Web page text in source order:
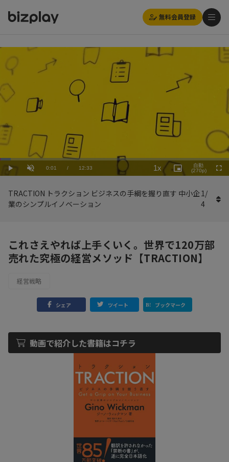
無料会員登録
Play UnmuteCurrent
0:01 / Duration
12:33
Loaded:
4.79%
1x
Playback
Rate
Picture-
in-
自動
(270p)
TRACTION トラクション ビジネスの手綱を握り直す 中小企
業のシンプルイノベーション
1/
4
これさえやれば上手くいく。世界で120万部
売れた究極の経営メソッド【TRACTION】
経営戦略
シェア ツイート ブックマーク
動画で紹介した書籍はコチラ